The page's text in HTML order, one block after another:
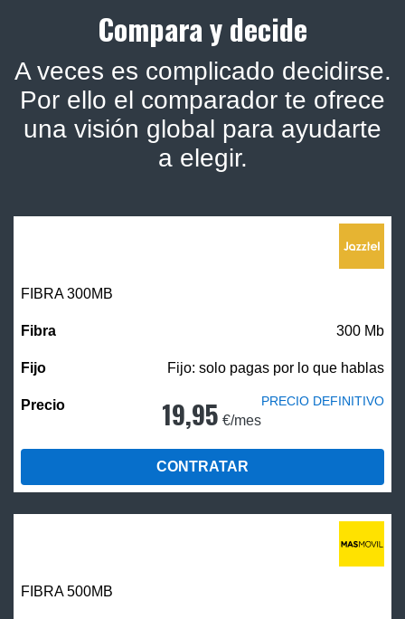
Compara y decide
A veces es complicado decidirse.
Por ello el comparador te ofrece
una visión global para ayudarte
a elegir.
FIBRA 300MB
300 Mb
Fijo: solo pagas por lo que hablas
19,95 €/mes
PRECIO DEFINITIVO
CONTRATAR
FIBRA500MB